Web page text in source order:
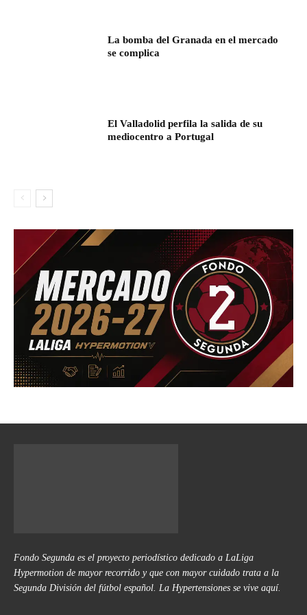
La bomba del Granada en el mercado
se complica
El Valladolid perfila la salida de su
mediocentro a Portugal
Fondo Segunda es el proyecto periodístico dedicado a LaLiga
Hypermotion de mayor recorrido y que con mayor cuidado trata a la
Segunda División del fútbol español. La Hypertensiones se vive aquí.